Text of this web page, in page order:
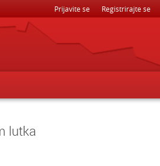
BREZPLAČNA DOSTAVA - PRI NAKUPU NAD 80€
Prijavite se Registrirajte se
lutka